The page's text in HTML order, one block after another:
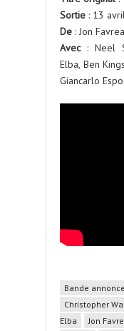
Sortie : 13
De : Jon
Avec: Neel
Elba, Ben
Giancarlo
Bande annonce
Christopher
Elba
Jon